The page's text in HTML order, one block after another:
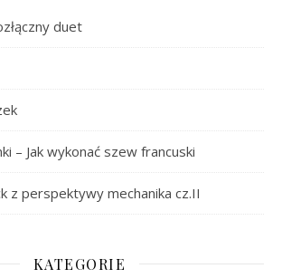
duet
– Jak wykonać szew francuski
z perspektywy mechanika cz.II
KATEGORIE